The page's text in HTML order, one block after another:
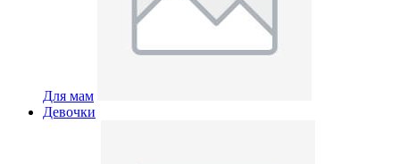
Для мам
Девочки